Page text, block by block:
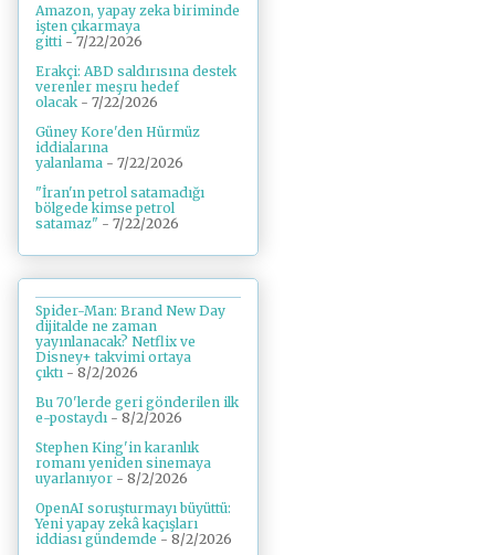
Amazon, yapay zeka biriminde
işten çıkarmaya
gitti - 7/22/2026
Erakçi: ABD saldırısına destek
verenler meşru hedef
olacak - 7/22/2026
Güney Kore'den Hürmüz
iddialarına
yalanlama - 7/22/2026
"İran'ın petrol satamadığı
bölgede kimse petrol
satamaz" - 7/22/2026
Spider-Man: Brand New Day
dijitalde ne zaman
yayınlanacak? Netflix ve
Disney+ takvimi ortaya
çıktı - 8/2/2026
Bu 70'lerde geri gönderilen ilk
e-postaydı - 8/2/2026
Stephen King'in karanlık
romanı yeniden sinemaya
uyarlanıyor - 8/2/2026
OpenAI soruşturmayı büyüttü:
Yeni yapay zekâ kaçışları
iddiası gündemde - 8/2/2026